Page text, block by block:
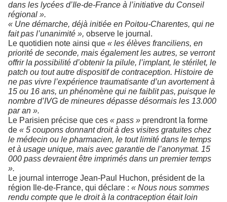
dans les lycées d’Ile-de-France à l’initiative du Conseil
régional ».
« Une démarche, déjà initiée en Poitou-Charentes, qui ne
fait pas l’unanimité », observe le journal.
Le quotidien note ainsi que « les élèves franciliens, en
priorité de seconde, mais également les autres, se verront
offrir la possibilité d’obtenir la pilule, l’implant, le stérilet, le
patch ou tout autre dispositif de contraception. Histoire de
ne pas vivre l’expérience traumatisante d’un avortement à
15 ou 16 ans, un phénomène qui ne faiblit pas, puisque le
nombre d’IVG de mineures dépasse désormais les 13.000
par an ».
Le Parisien précise que ces « pass » prendront la forme
de « 5 coupons donnant droit à des visites gratuites chez
le médecin ou le pharmacien, le tout limité dans le temps
et à usage unique, mais avec garantie de l’anonymat. 15
000 pass devraient être imprimés dans un premier temps
».
Le journal interroge Jean-Paul Huchon, président de la
région Ile-de-France, qui déclare : « Nous nous sommes
rendu compte que le droit à la contraception était loin